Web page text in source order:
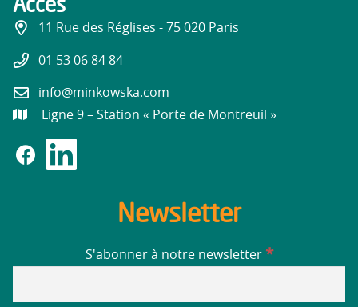
11 Rue des Réglises - 75 020 Paris
01 53 06 84 84
info@minkowska.com
Ligne 9 – Station « Porte de Montreuil »
Newsletter
S'abonner à notre newsletter *